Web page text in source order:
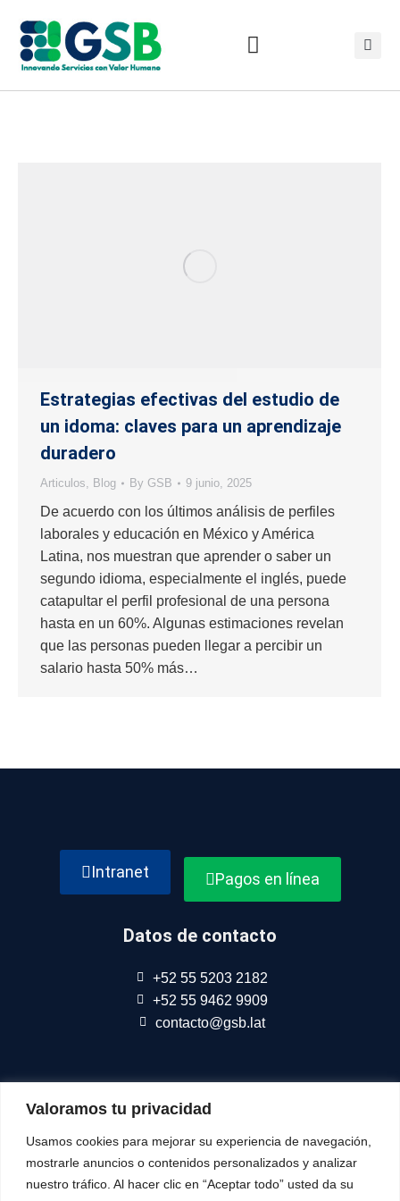
Valoramos tu privacidad
Usamos cookies para mejorar su experiencia de navegación,
mostrarle anuncios o contenidos personalizados y analizar
nuestro tráfico. Al hacer clic en “Aceptar todo” usted da su
Estrategias efectivas del estudio de
un idoma: claves para un aprendizaje
duradero
Articulos Blog By GSB 9 junio, 2025
De acuerdo con los últimos análisis de perfiles
laborales y educación en México y América
Latina, nos muestran que aprender o saber un
segundo idioma, especialmente el inglés, puede
catapultar el perfil profesional de una persona
hasta en un 60%. Algunas estimaciones revelan
que las personas pueden llegar a percibir un
salario hasta 50% más…
Intranet Pagos en línea
Datos de contacto
+52 55 5203 2182
+52 55 9462 9909
contacto@gsb.lat
Somos parte deConnect Americas
Síguenos